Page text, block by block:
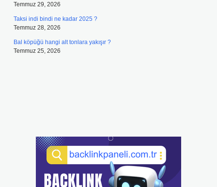
Temmuz 29, 2026
Taksi indi bindi ne kadar 2025 ?
Temmuz 28, 2026
Bal köpüğü hangi alt tonlara yakışır ?
Temmuz 25, 2026